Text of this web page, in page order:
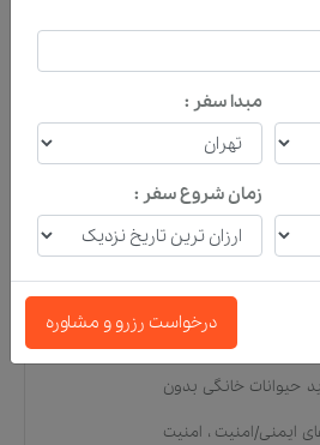
مناسب گربه‌ها،دوربین
دوربین مداربسته
[سریع]، ورود/خروج
مناسب سگ‌ها،
حیوانات [هزینه دار]
حیوانات خانگی بدون
ایمنی/امنیت ، امنیت
مبدا سفر :
زمان شروع سفر :
درخواست رزرو و مشاوره